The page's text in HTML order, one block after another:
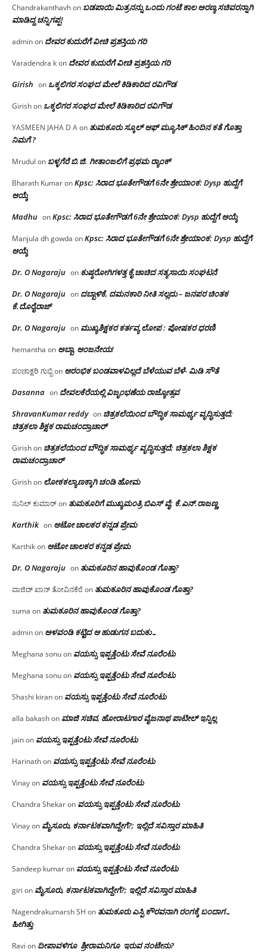
Chandrakanthavhon ಬಡಪಾಯಿ ಮಿತ್ರನನ್ನು ಒಂದು ಗಂಟೆ ಕಾಲ ಅರಣ್ಯ ಸಚಿವರನ್ನಾಗಿ
ಮಾಡಿದ್ದ ಚನ್ನಿಗಪ್ಪ!
adminon ದೇವರ ಕುದುರೆಗೆ ವೀಚಿ ಪ್ರಶಸ್ತಿಯ ಗರಿ
Varadendra kon ದೇವರ ಕುದುರೆಗೆ ವೀಚಿ ಪ್ರಶಸ್ತಿಯ ಗರಿ
Girish on ಒಕ್ಕಲಿಗರ ಸಂಘದ ಮೇಲೆ ಕಿಡಿಕಾರಿದ ರವಿಗೌಡ
Girishon ಒಕ್ಕಲಿಗರ ಸಂಘದ ಮೇಲೆ ಕಿಡಿಕಾರಿದ ರವಿಗೌಡ
YASMEEN JAHA D Aon ತುಮಕೂರು ಸ್ಕೂಲ್ ಆಫ್ ಮ್ಯೂಸಿಕ್ ಹಿಂದಿನ ಕತೆ ಗೊತ್ತಾ
ನಿಮಗೆ ?
Mrudul on ಬಳ್ಳಗೆರೆ ಬಿ.ಜಿ. ಗೀತಾಂಜಲಿಗೆ ಪ್ರಥಮ ರ‌್ಯಾಂಕ್
Bharath KumaronKpsc: ಸಿರಾದ ಭೂತೇಗೌಡಗೆ 6ನೇ ಶ್ರೇಯಾಂಕ: Dysp ಹುದ್ದೆಗೆ
ಆಯ್ಕೆ
Madhu onKpsc: ಸಿರಾದ ಭೂತೇಗೌಡಗೆ 6ನೇ ಶ್ರೇಯಾಂಕ: Dysp ಹುದ್ದೆಗೆ ಆಯ್ಕೆ
Manjula dh gowda onKpsc: ಸಿರಾದ ಭೂತೇಗೌಡಗೆ 6ನೇ ಶ್ರೇಯಾಂಕ: Dysp ಹುದ್ದೆಗೆ
ಆಯ್ಕೆ
Dr. O Nagaraju on ಕುಷ್ಠರೋಗಿಗಳತ್ತ ಕೈ ಚಾಚಿದ ಸತ್ಯಸಾಯಿ ಸಂಘಟನೆ
Dr. O Nagaraju on ದಬ್ಬಾಳಿಕೆ, ದಮನಕಾರಿ ನೀತಿ ಸಲ್ಲದು – ಜನಪರ ಚಿಂತಕ
ಕೆ.ದೊರೈರಾಜ್
Dr. O Nagaraju on ಮುಖ್ಯಶಿಕ್ಷಕರ ಕರ್ತವ್ಯ ಲೋಪ : ಪೋಷಕರ ಧರಣಿ
hemantha on ಅಬ್ಬಾ, ಆಂಜನೇಯ!
ಪಂಚಾಕ್ಷರಿ ಗುಬ್ಬಿon ಆರಂಭಿಕ ಬಂಡವಾಳವಿಲ್ಲದೆ ಬೆಳೆಯುವ ಬೆಳೆ- ಮಿಡಿ ಸೌತೆ
Dasanna on ದೇವಲಕೆರೆಯಲ್ಲಿ ವಿಜೃಂಭಣೆಯ ರಾಜ್ಯೋತ್ಸವ
ShravanKumar reddy on ಚಿತ್ರಕಲೆಯಿಂದ ಬೌದ್ಧಿಕ ಸಾಮರ್ಥ್ಯ ವೃದ್ಧಿಸುತ್ತದೆ;
ಚಿತ್ರಕಲಾ ಶಿಕ್ಷಕ ರಾಮಚಂದ್ರಾಚಾರ್
Girishon ಚಿತ್ರಕಲೆಯಿಂದ ಬೌದ್ಧಿಕ ಸಾಮರ್ಥ್ಯ ವೃದ್ಧಿಸುತ್ತದೆ; ಚಿತ್ರಕಲಾ ಶಿಕ್ಷಕ
ರಾಮಚಂದ್ರಾಚಾರ್
Girishon ಲೋಕಕಲ್ಯಾಣಕ್ಕಾಗಿ ಚಂಡಿ ಹೋಮ
ಸುನಿಲ್ ಕುಮಾರ್on ತುಮಕೂರಿಗೆ ಮುಖ್ಯಮಂತ್ರಿ ಬಿಎಸ್ ವೈ: ಕೆ.ಎನ್.ರಾಜಣ್ಣ
Karthik on ಆಟೋ ಚಾಲಕರ ಕನ್ನಡ ಪ್ರೇಮ
Karthikon ಆಟೋ ಚಾಲಕರ ಕನ್ನಡ ಪ್ರೇಮ
Dr. O Nagaraju on ತುಮಕೂರಿನ ಹಾವುಕೊಂಡ ಗೊತ್ತಾ?
ವಾಜಿದ್ ಖಾನ್ ತೋವಿನಕೆರೆ on ತುಮಕೂರಿನ ಹಾವುಕೊಂಡ ಗೊತ್ತಾ?
suma on ತುಮಕೂರಿನ ಹಾವುಕೊಂಡ ಗೊತ್ತಾ?
adminon ಅಳವಂಡಿ ಕಟ್ಟಿದ ಆ ಹುಡುಗನ ಬದುಕು…
Meghana sonuon ವಯಸ್ಸು ಇಪ್ಪತ್ತೆಂಟು ಸೇವೆ ನೂರೆಂಟು
Meghana sonuon ವಯಸ್ಸು ಇಪ್ಪತ್ತೆಂಟು ಸೇವೆ ನೂರೆಂಟು
Shashi kiranon ವಯಸ್ಸು ಇಪ್ಪತ್ತೆಂಟು ಸೇವೆ ನೂರೆಂಟು
alla bakashon ಮಾಜಿ ಸಚಿವ, ಹೋರಾಟಗಾರ ವೈಜನಾಥ ಪಾಟೀಲ್ ಇನ್ನಿಲ್ಲ
jainon ವಯಸ್ಸು ಇಪ್ಪತ್ತೆಂಟು ಸೇವೆ ನೂರೆಂಟು
Harinathon ವಯಸ್ಸು ಇಪ್ಪತ್ತೆಂಟು ಸೇವೆ ನೂರೆಂಟು
Vinayon ವಯಸ್ಸು ಇಪ್ಪತ್ತೆಂಟು ಸೇವೆ ನೂರೆಂಟು
Chandra Shekaron ವಯಸ್ಸು ಇಪ್ಪತ್ತೆಂಟು ಸೇವೆ ನೂರೆಂಟು
Vinayon ಮೈಸೂರು, ಕರ್ನಾಟಕವಾಗಿದ್ದೇಗೆ?; ಇಲ್ಲಿದೆ ಸವಿಸ್ತಾರ ಮಾಹಿತಿ
Chandra Shekaron ವಯಸ್ಸು ಇಪ್ಪತ್ತೆಂಟು ಸೇವೆ ನೂರೆಂಟು
Sandeep kumaron ವಯಸ್ಸು ಇಪ್ಪತ್ತೆಂಟು ಸೇವೆ ನೂರೆಂಟು
giri on ಮೈಸೂರು, ಕರ್ನಾಟಕವಾಗಿದ್ದೇಗೆ?; ಇಲ್ಲಿದೆ ಸವಿಸ್ತಾರ ಮಾಹಿತಿ
Nagendrakumarsh SH on ತುಮಕೂರು ಎಸ್ಪಿ ಕೌರವನಾಗಿ ರಂಗಕ್ಕೆ ಬಂದಾಗ…
ಹೀಗಿತ್ತು
Ravi on ದೀಪಾವಳಿಗೂ ಶ್ರೀರಾಮನಿಗೂ ಇರುವ ನಂಟೇನು?